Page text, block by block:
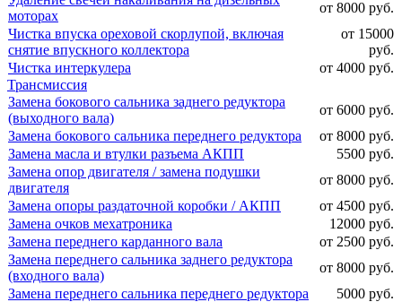
моторах
от 8000 руб.
Чистка впуска ореховой скорлупой, включая
снятие впускного коллектора
от 15000
руб.
Чистка интеркулера
от 4000 руб.
Трансмиссия
Замена бокового сальника заднего редуктора
(выходного вала)
от 6000 руб.
Замена бокового сальника переднего редуктора
от 8000 руб.
Замена масла и втулки разъема АКПП
5500 руб.
Замена опор двигателя / замена подушки
двигателя
от 8000 руб.
Замена опоры раздаточной коробки / АКПП
от 4500 руб.
Замена очков мехатроника
12000 руб.
Замена переднего карданного вала
от 2500 руб.
Замена переднего сальника заднего редуктора
(входного вала)
от 8000 руб.
Замена переднего сальника переднего редуктора
5000 руб.